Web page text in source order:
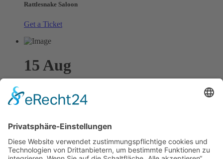
Rattlesnake Saloon
Get a Ticket
15 Aug
Elena Rud
Theatron Olympiapark München
Get a Ticket